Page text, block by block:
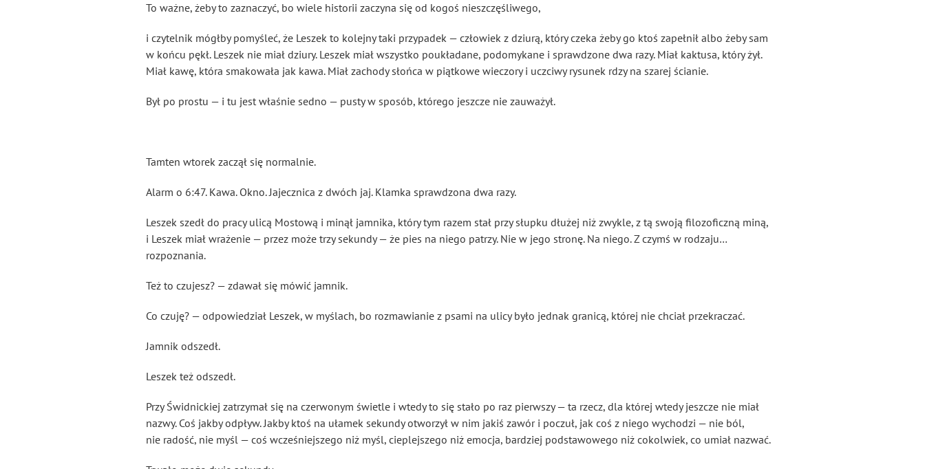
To ważne, żeby to zaznaczyć, bo wiele historii zaczyna się od kogoś nieszczęśliwego,
i czytelnik mógłby pomyśleć, że Leszek to kolejny taki przypadek — człowiek z dziurą, który czeka żeby go ktoś zapełnił albo żeby sam
w końcu pękł. Leszek nie miał dziury. Leszek miał wszystko poukładane, podomykane i sprawdzone dwa razy. Miał kaktusa, który żył.
Miał kawę, która smakowała jak kawa. Miał zachody słońca w piątkowe wieczory i uczciwy rysunek rdzy na szarej ścianie.
Był po prostu — i tu jest właśnie sedno — pusty w sposób, którego jeszcze nie zauważył.
Tamten wtorek zaczął się normalnie.
Alarm o 6:47. Kawa. Okno. Jajecznica z dwóch jaj. Klamka sprawdzona dwa razy.
Leszek szedł do pracy ulicą Mostową i minął jamnika, który tym razem stał przy słupku dłużej niż zwykle, z tą swoją filozoficzną miną,
i Leszek miał wrażenie — przez może trzy sekundy — że pies na niego patrzy. Nie w jego stronę. Na niego. Z czymś w rodzaju…
rozpoznania.
Też to czujesz? — zdawał się mówić jamnik.
Co czuję? — odpowiedział Leszek, w myślach, bo rozmawianie z psami na ulicy było jednak granicą, której nie chciał przekraczać.
Jamnik odszedł.
Leszek też odszedł.
Przy Świdnickiej zatrzymał się na czerwonym świetle i wtedy to się stało po raz pierwszy — ta rzecz, dla której wtedy jeszcze nie miał
nazwy. Coś jakby odpływ. Jakby ktoś na ułamek sekundy otworzył w nim jakiś zawór i poczuł, jak coś z niego wychodzi — nie ból,
nie radość, nie myśl — coś wcześniejszego niż myśl, cieplejszego niż emocja, bardziej podstawowego niż cokolwiek, co umiał nazwać.